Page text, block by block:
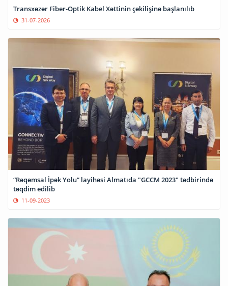
Transxəzər Fiber-Optik Kabel Xəttinin çəkilişinə başlanılıb
31-07-2026
“Rəqəmsal İpək Yolu” layihəsi Almatıda "GCCM 2023" tədbirində
təqdim edilib
11-09-2023